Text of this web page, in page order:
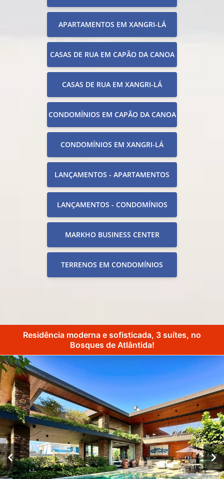
APARTAMENTOS EM XANGRI-LÁ
CASAS DE RUA EM CAPÃO DA CANOA
CASAS DE RUA EM XANGRI-LÁ
CONDOMÍNIOS EM CAPÃO DA CANOA
CONDOMÍNIOS EM XANGRI-LÁ
LANÇAMENTOS - APARTAMENTOS
LANÇAMENTOS - CONDOMÍNIOS
MARKHO BUSINESS CENTER
TERRENOS EM CONDOMÍNIOS
Residência moderna e sofisticada, 3 suítes, no
Bosques de Atlântida!